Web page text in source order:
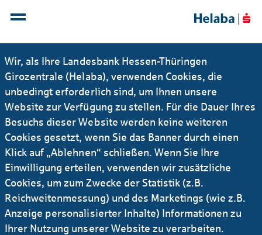
Wo finde ich weiterführende,
detaillierte Informationen zu
einzelnen Funktionen?
Weiterführende und detaillierte Informationen
erhalten Sie jederzeit über die Online-Hilfe im Helaba
Webbanking oder über die Electronic-Banking-Hotline
unter +49 / 69 9132 - 2510 oder
-b nk ng h l
d
Wir, als Ihre Landesbank Hessen-Thüringen
Girozentrale (Helaba), verwenden Cookies, die
unbedingt erforderlich sind, um Ihnen unsere
Website zur Verfügung zu stellen. Für die Dauer Ihres
Besuchs dieser Website werden keine weiteren
Cookies gesetzt, wenn Sie das Banner durch einen
Klick auf „Ablehnen“ schließen. Wenn Sie Ihre
Einwilligung erteilen, verwenden wir zusätzliche
Cookies, um zum Zwecke der Statistik (z.B.
Reichweitenmessung) und des Marketings (wie z.B.
Anzeige personalisierter Inhalte) Informationen zu
Ihrer Nutzung unserer Website zu verarbeiten.